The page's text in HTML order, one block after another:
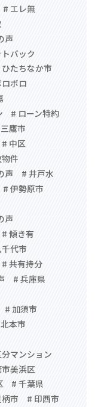
# エレ無
声
バック
ひたちなか市
ボロ
# ローン特約
鷹市
# 中区
件
声
# 井戸水
# 伊勢原市
声
# 傾き有
代市
# 共有持分
# 兵庫県
# 加須市
本市
マンション
美浜区
# 千葉県
市
# 印西市